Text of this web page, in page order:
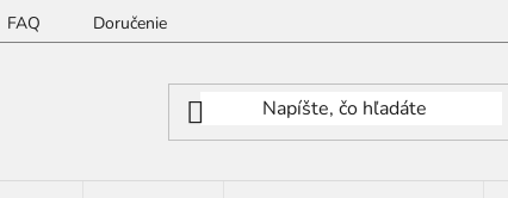
FAQ Doručenie